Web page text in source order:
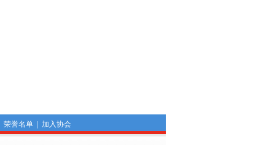
荣誉名单| 加入协会